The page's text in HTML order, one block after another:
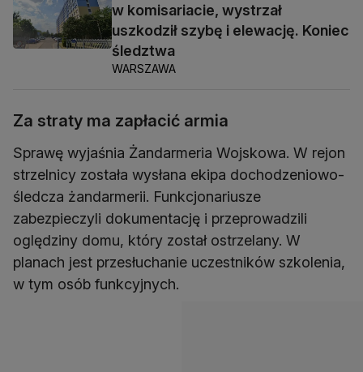
w komisariacie, wystrzał
uszkodził szybę i elewację. Koniec
śledztwa
WARSZAWA
Za straty ma zapłacić armia
Sprawę wyjaśnia Żandarmeria Wojskowa. W rejon
strzelnicy została wysłana ekipa dochodzeniowo-
śledcza żandarmerii. Funkcjonariusze
zabezpieczyli dokumentację i przeprowadzili
oględziny domu, który został ostrzelany. W
planach jest przesłuchanie uczestników szkolenia,
w tym osób funkcyjnych.